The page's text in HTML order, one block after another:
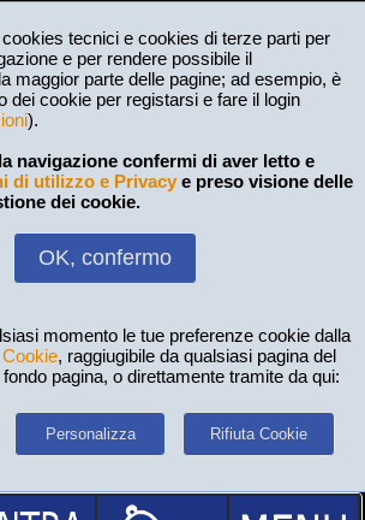
tecnici e cookies di terze parti per
e per rendere possibile il
maggior parte delle pagine; ad esempio, è
dei cookie per registarsi e fare il login
).
navigazione confermi di aver letto e
di utilizzo e Privacy e preso visione delle
dei cookie.
OK, confermo
momento le tue preferenze cookie dalla
, raggiugibile da qualsiasi pagina del
pagina, o direttamente tramite da qui:
Personalizza Rifiuta Cookie